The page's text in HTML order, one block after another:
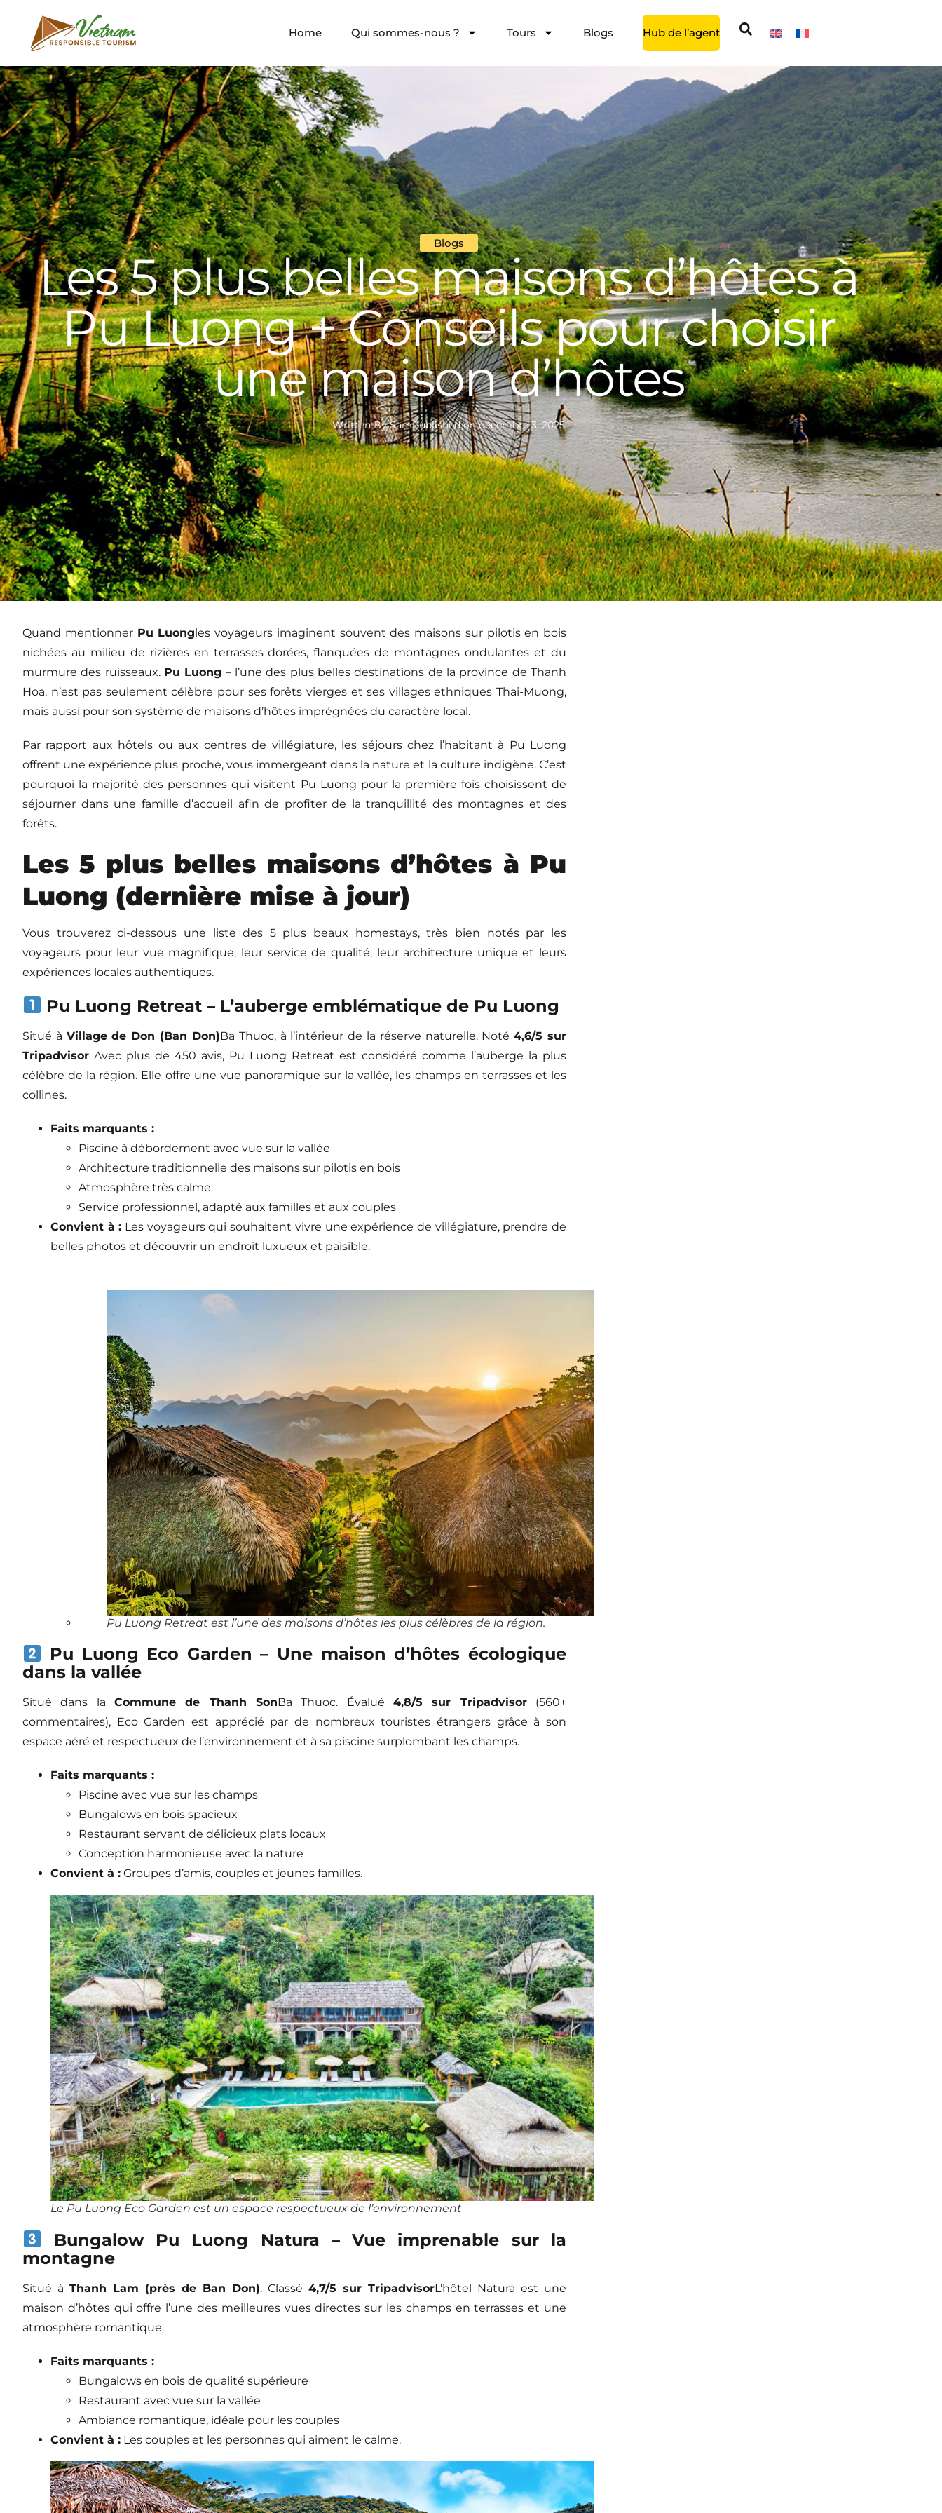
Home Qui sommes-nous ? Tours Blogs Hub de l’agent
Blogs
Les 5 plus belles maisons d’hôtes à
Pu Luong + Conseils pour choisir
une maison d’hôtes
Written BySamPublished on décembre 3, 2025
Quand mentionner Pu Luongles voyageurs imaginent souvent des maisons sur pilotis en bois
nichées au milieu de rizières en terrasses dorées, flanquées de montagnes ondulantes et du
murmure des ruisseaux. Pu Luong – l’une des plus belles destinations de la province de Thanh
Hoa, n’est pas seulement célèbre pour ses forêts vierges et ses villages ethniques Thai-Muong,
mais aussi pour son système de maisons d’hôtes imprégnées du caractère local.
Par rapport aux hôtels ou aux centres de villégiature, les séjours chez l’habitant à Pu Luong
offrent une expérience plus proche, vous immergeant dans la nature et la culture indigène. C’est
pourquoi la majorité des personnes qui visitent Pu Luong pour la première fois choisissent de
séjourner dans une famille d’accueil afin de profiter de la tranquillité des montagnes et des
forêts.
Les 5 plus belles maisons d’hôtes à Pu
Luong (dernière mise à jour)
Vous trouverez ci-dessous une liste des 5 plus beaux homestays, très bien notés par les
voyageurs pour leur vue magnifique, leur service de qualité, leur architecture unique et leurs
expériences locales authentiques.
Pu Luong Retreat – L’auberge emblématique de Pu Luong
Situé à Village de Don (Ban Don)Ba Thuoc, à l’intérieur de la réserve naturelle. Noté4,6/5 sur
Tripadvisor Avec plus de 450 avis, Pu Luong Retreat est considéré comme l’auberge la plus
célèbre de la région. Elle offre une vue panoramique sur la vallée, les champs en terrasses et les
collines.
Faits marquants :
Piscine à débordement avec vue sur la vallée
Architecture traditionnelle des maisons sur pilotis en bois
Atmosphère très calme
Service professionnel, adapté aux familles et aux couples
Convient à : Les voyageurs qui souhaitent vivre une expérience de villégiature, prendre de
belles photos et découvrir un endroit luxueux et paisible.
Pu Luong Retreat est l’une des maisons d’hôtes les plus célèbres de la région.
Pu Luong Eco Garden – Une maison d’hôtes écologique
dans la vallée
Situé dans la Commune de Thanh SonBa Thuoc. Évalué 4,8/5 sur Tripadvisor(560+
commentaires), Eco Garden est apprécié par de nombreux touristes étrangers grâce à son
espace aéré et respectueux de l’environnement et à sa piscine surplombant les champs.
Faits marquants :
Piscine avec vue sur les champs
Bungalows en bois spacieux
Restaurant servant de délicieux plats locaux
Conception harmonieuse avec la nature
Convient à : Groupes d’amis, couples et jeunes familles.
Le Pu Luong Eco Garden est un espace respectueux de l’environnement
Bungalow Pu Luong Natura – Vue imprenable sur la
montagne
Situé à Thanh Lam (près de Ban Don). Classé 4,7/5 sur TripadvisorL’hôtel Natura est une
maison d’hôtes qui offre l’une des meilleures vues directes sur les champs en terrasses et une
atmosphère romantique.
Faits marquants :
Bungalows en bois de qualité supérieure
Restaurant avec vue sur la vallée
Ambiance romantique, idéale pour les couples
Convient à : Les couples et les personnes qui aiment le calme.